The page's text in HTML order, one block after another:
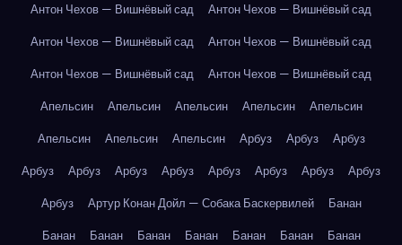
Антон Чехов — Вишнёвый сад
Антон Чехов — Вишнёвый сад
Антон Чехов — Вишнёвый сад
Антон Чехов — Вишнёвый сад
Антон Чехов — Вишнёвый сад
Антон Чехов — Вишнёвый сад
Апельсин
Апельсин Апельсин Апельсин
Апельсин
Апельсин
Апельсин Апельсин Арбуз Арбуз
Арбуз
Арбуз
Арбуз Арбуз Арбуз Арбуз Арбуз Арбуз
Арбуз
Арбуз
Артур Конан Дойл — Собака Баскервилей
Банан
Банан
Банан Банан Банан Банан Банан
Банан